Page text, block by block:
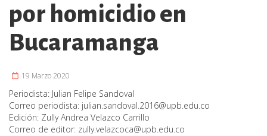
por homicidio en
Bucaramanga
19 Marzo 2020
Periodista: Julian Felipe Sandoval
Correo periodista: julian.sandoval.2016@upb.edu.co
Edición: Zully Andrea Velazco Carrillo
Correo de editor: zully.velazcoca@upb.edu.co